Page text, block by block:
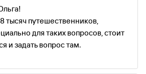
тысяч путешественников,
для таких вопросов, стоит
и задать вопрос там.